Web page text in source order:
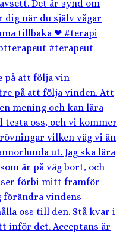
på att följa vin